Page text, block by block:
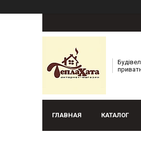
ГЛАВНАЯ КАТАЛОГ